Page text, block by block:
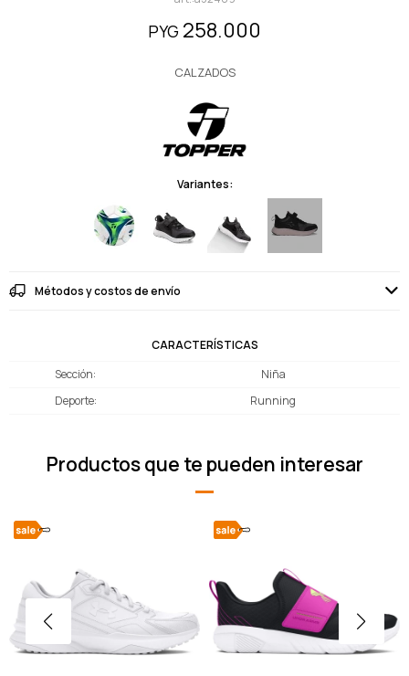
PYG 258.000
CALZADOS
Variantes:
Métodos y costos de envío
CARACTERÍSTICAS
Sección
Niña
Deporte
Running
Productos que te pueden interesar